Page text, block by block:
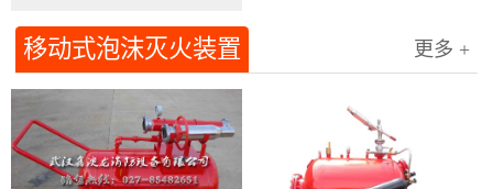
移动式泡沫灭火装置 更多 +